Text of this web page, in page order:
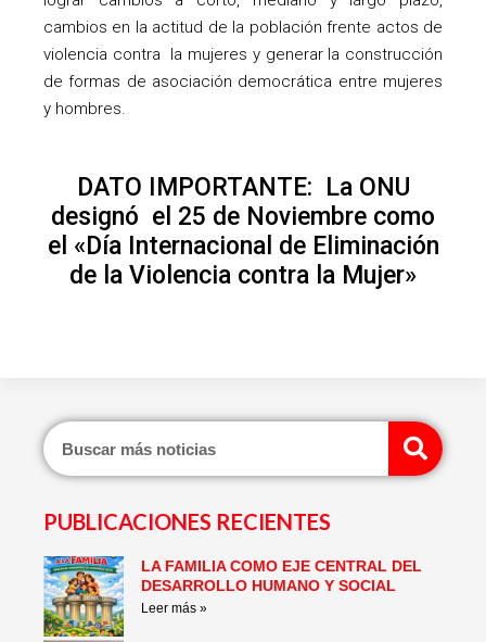
cambios en la actitud de la población frente actos de
violencia contra la mujeres y generar la construcción
de formas de asociación democrática entre mujeres
y hombres.
DATO IMPORTANTE: La ONU
designó el 25 de Noviembre como
el «Día Internacional de Eliminación
de la Violencia contra la Mujer»
PUBLICACIONES RECIENTES
LA FAMILIA COMO EJE CENTRAL DEL
DESARROLLO HUMANO Y SOCIAL
Leer más »
PagePagePagePagePagePage